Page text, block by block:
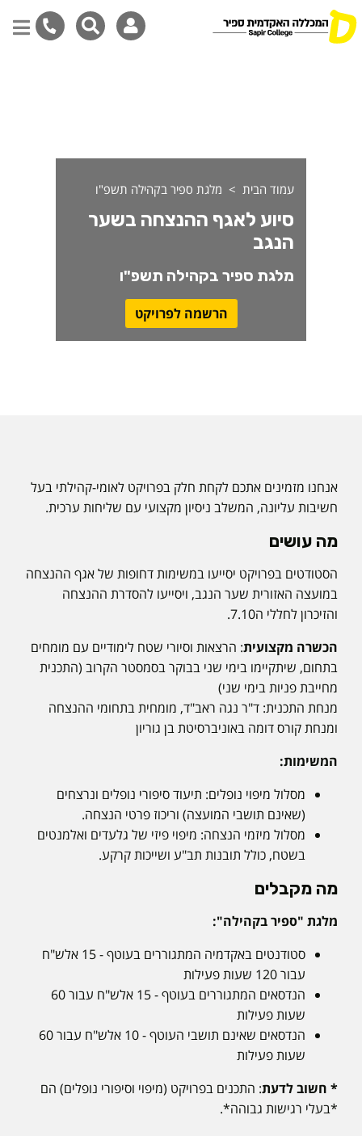
עמוד הבית מלגת ספיר בקהילה תשפ"ו
סיוע לאגף ההנצחה בשער
הנגב
מלגת ספיר בקהילה תשפ"ו
הרשמה לפרויקט
אנחנו מזמינים אתכם לקחת חלק בפרויקט לאומי-קהילתי בעל
חשיבות עליונה, המשלב ניסיון מקצועי עם שליחות ערכית.
מה עושים
הסטודטים בפרויקט יסייעו במשימות דחופות של אגף ההנצחה
במועצה האזורית שער הנגב, ויסייעו להסדרת ההנצחה
והזיכרון לחללי ה7.10.
הכשרה מקצועית: הרצאות וסיורי שטח לימודיים עם מומחים
בתחום, שיתקיימו בימי שני בבוקר בסמסטר הקרוב (התכנית
מחייבת פניות בימי שני)
מנחת התכנית: ד"ר נגה ראב"ד, מומחית בתחומי ההנצחה
ומנחת קורס דומה באוניברסיטת בן גוריון
המשימות:
מסלול מיפוי נופלים: תיעוד סיפורי נופלים ונרצחים
(שאינם תושבי המועצה) וריכוז פרטי הנצחה.
מסלול מיזמי הנצחה: מיפוי פיזי של גלעדים ואלמנטים
בשטח, כולל תובנות תב"ע ושייכות קרקע.
מה מקבלים
מלגת "ספיר בקהילה":
סטודנטים באקדמיה המתגוררים בעוטף - 15 אלש"ח
עבור 120 שעות פעילות
הנדסאים המתגוררים בעוטף - 15 אלש"ח עבור 60
שעות פעילות
הנדסאים שאינם תושבי העוטף - 10 אלש"ח עבור 60
שעות פעילות
* חשוב לדעת: התכנים בפרויקט (מיפוי וסיפורי נופלים) הם
*בעלי רגישות גבוהה*.